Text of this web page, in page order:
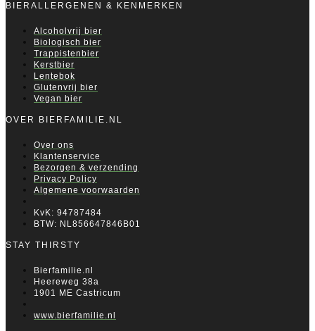
BIERALLERGENEN & KENMERKEN
Alcoholvrij bier
Biologisch bier
Trappistenbier
Kerstbier
Lentebok
Glutenvrij bier
Vegan bier
OVER BIERFAMILIE.NL
Over ons
Klantenservice
Bezorgen & verzending
Privacy Policy
Algemene voorwaarden
KvK: 94787484
BTW: NL856647846B01
STAY THIRSTY
Bierfamilie.nl
Heereweg 38a
1901 ME Castricum
www.bierfamilie.nl